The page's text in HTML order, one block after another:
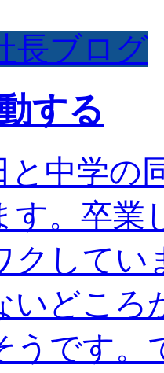
長ブログ
する
と中学の
す。卒業
クして
いどころ
うです。